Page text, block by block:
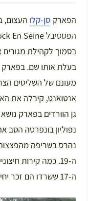
הפארק סן-קלו
בסמוך לקהילת
בעלת אותו שם. בפארק
מעונם של השליטים
גן הוורדים בפארק
נפוליון בונפרטה הסב
נהרס בשריפה
ה-19. כמה קירות
ה-17 ששרדו הם זכר יחידי לפאר הארמון.